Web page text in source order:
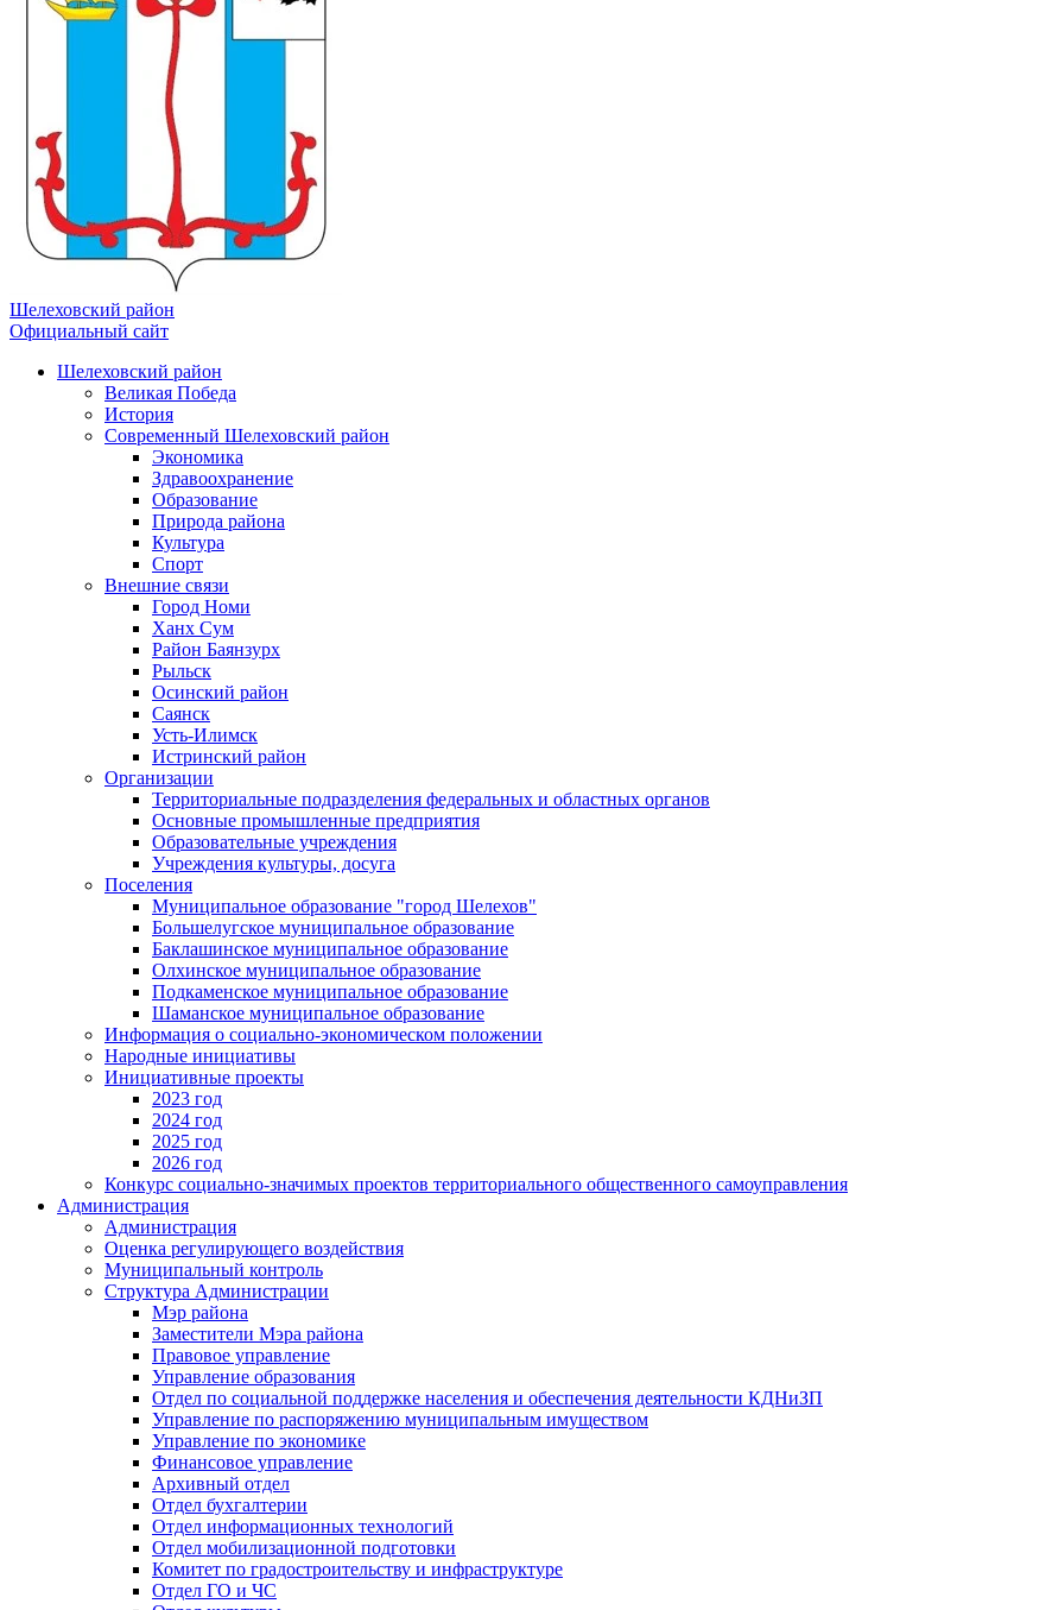
Шелеховский район
Официальный сайт
Шелеховский район
Великая Победа
История
Современный Шелеховский район
Экономика
Здравоохранение
Образование
Природа района
Культура
Спорт
Внешние связи
Город Номи
Ханх Сум
Район Баянзурх
Рыльск
Осинский район
Саянск
Усть-Илимск
Истринский район
Организации
Территориальные подразделения федеральных и областных органов
Основные промышленные предприятия
Образовательные учреждения
Учреждения культуры, досуга
Поселения
Муниципальное образование "город Шелехов"
Большелугское муниципальное образование
Баклашинское муниципальное образование
Олхинское муниципальное образование
Подкаменское муниципальное образование
Шаманское муниципальное образование
Информация о социально-экономическом положении
Народные инициативы
Инициативные проекты
2023 год
2024 год
2025 год
2026 год
Конкурс социально-значимых проектов территориального общественного самоуправления
Администрация
Администрация
Оценка регулирующего воздействия
Муниципальный контроль
Структура Администрации
Мэр района
Заместители Мэра района
Правовое управление
Управление образования
Отдел по социальной поддержке населения и обеспечения деятельности КДНиЗП
Управление по распоряжению муниципальным имуществом
Управление по экономике
Финансовое управление
Архивный отдел
Отдел бухгалтерии
Отдел информационных технологий
Отдел мобилизационной подготовки
Комитет по градостроительству и инфраструктуре
Отдел ГО и ЧС